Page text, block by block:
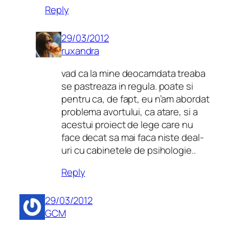
Reply
29/03/2012
ruxandra
vad ca la mine deocamdata treaba
se pastreaza in regula. poate si
pentru ca, de fapt, eu n’am abordat
problema avortului, ca atare, si a
acestui proiect de lege care nu
face decat sa mai faca niste deal-
uri cu cabinetele de psihologie..
Reply
29/03/2012
GCM